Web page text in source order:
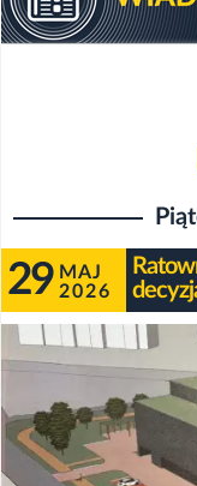
29 MAJ
2026